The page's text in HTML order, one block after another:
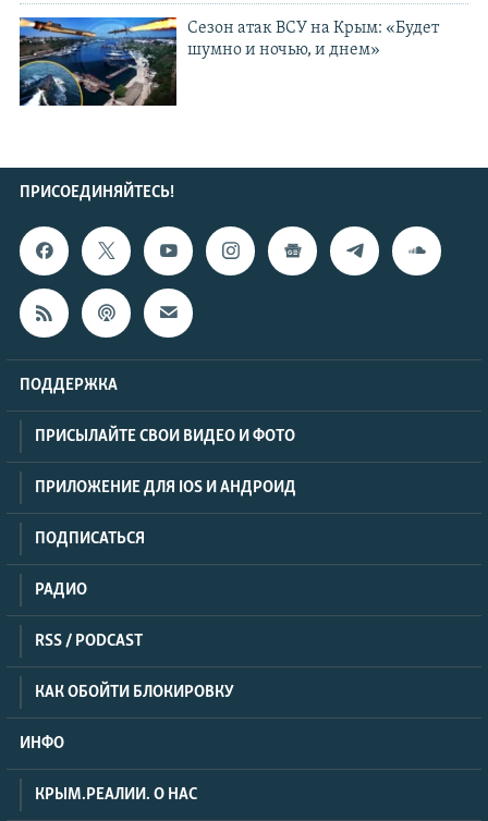
Сезон атак ВСУ на Крым: «Будет
шумно и ночью, и днем»
ПРИСОЕДИНЯЙТЕСЬ!
ПОДДЕРЖКА
ПРИСЫЛАЙТЕ СВОИ ВИДЕО И ФОТО
ПРИЛОЖЕНИЕ ДЛЯ IOS И АНДРОИД
ПОДПИСАТЬСЯ
РАДИО
RSS / PODCAST
КАК ОБОЙТИ БЛОКИРОВКУ
ИНФО
КРЫМ.РЕАЛИИ. О НАС